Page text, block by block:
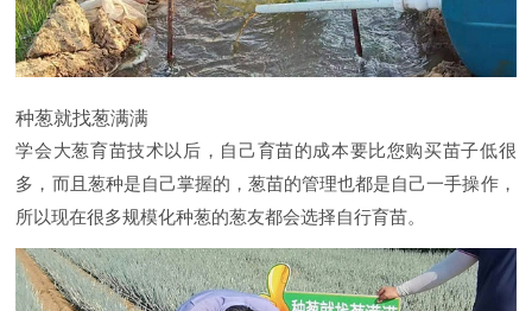
种葱就找葱满满
学会大葱育苗技术以后，自己育苗的成本要比您购买苗子低很
多，而且葱种是自己掌握的，葱苗的管理也都是自己一手操作，
所以现在很多规模化种葱的葱友都会选择自行育苗。